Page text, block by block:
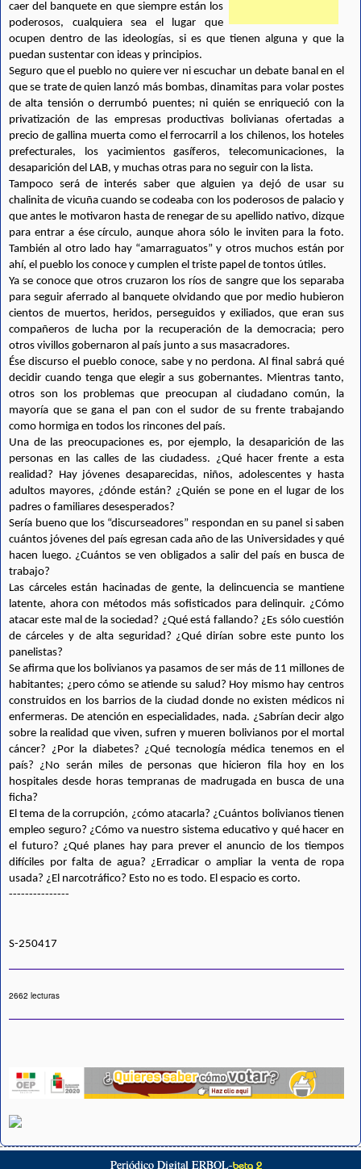
caer del banquete en que siempre están los
poderosos, cualquiera sea el lugar que
ocupen dentro de las ideologías, si es que tienen alguna y que la
puedan sustentar con ideas y principios.
Seguro que el pueblo no quiere ver ni escuchar un debate banal en el
que se trate de quien lanzó más bombas, dinamitas para volar postes
de alta tensión o derrumbó puentes; ni quién se enriqueció con la
privatización de las empresas productivas bolivianas ofertadas a
precio de gallina muerta como el ferrocarril a los chilenos, los hoteles
prefecturales, los yacimientos gasíferos, telecomunicaciones, la
desaparición del LAB, y muchas otras para no seguir con la lista.
Tampoco será de interés saber que alguien ya dejó de usar su
chalinita de vicuña cuando se codeaba con los poderosos de palacio y
que antes le motivaron hasta de renegar de su apellido nativo, dizque
para entrar a ése círculo, aunque ahora sólo le inviten para la foto.
También al otro lado hay “amarraguatos” y otros muchos están por
ahí, el pueblo los conoce y cumplen el triste papel de tontos útiles.
Ya se conoce que otros cruzaron los ríos de sangre que los separaba
para seguir aferrado al banquete olvidando que por medio hubieron
cientos de muertos, heridos, perseguidos y exiliados, que eran sus
compañeros de lucha por la recuperación de la democracia; pero
otros vivillos gobernaron al país junto a sus masacradores.
Ése discurso el pueblo conoce, sabe y no perdona. Al final sabrá qué
decidir cuando tenga que elegir a sus gobernantes. Mientras tanto,
otros son los problemas que preocupan al ciudadano común, la
mayoría que se gana el pan con el sudor de su frente trabajando
como hormiga en todos los rincones del país.
Una de las preocupaciones es, por ejemplo, la desaparición de las
personas en las calles de las ciudadess. ¿Qué hacer frente a esta
realidad? Hay jóvenes desaparecidas, niños, adolescentes y hasta
adultos mayores, ¿dónde están? ¿Quién se pone en el lugar de los
padres o familiares desesperados?
Sería bueno que los “discurseadores” respondan en su panel si saben
cuántos jóvenes del país egresan cada año de las Universidades y qué
hacen luego. ¿Cuántos se ven obligados a salir del país en busca de
trabajo?
Las cárceles están hacinadas de gente, la delincuencia se mantiene
latente, ahora con métodos más sofisticados para delinquir. ¿Cómo
atacar este mal de la sociedad? ¿Qué está fallando? ¿Es sólo cuestión
de cárceles y de alta seguridad? ¿Qué dirían sobre este punto los
panelistas?
Se afirma que los bolivianos ya pasamos de ser más de 11 millones de
habitantes; ¿pero cómo se atiende su salud? Hoy mismo hay centros
construidos en los barrios de la ciudad donde no existen médicos ni
enfermeras. De atención en especialidades, nada. ¿Sabrían decir algo
sobre la realidad que viven, sufren y mueren bolivianos por el mortal
cáncer? ¿Por la diabetes? ¿Qué tecnología médica tenemos en el
país? ¿No serán miles de personas que hicieron fila hoy en los
hospitales desde horas tempranas de madrugada en busca de una
ficha?
El tema de la corrupción, ¿cómo atacarla? ¿Cuántos bolivianos tienen
empleo seguro? ¿Cómo va nuestro sistema educativo y qué hacer en
el futuro? ¿Qué planes hay para prever el anuncio de los tiempos
difíciles por falta de agua? ¿Erradicar o ampliar la venta de ropa
usada? ¿El narcotráfico? Esto no es todo. El espacio es corto.
---------------
S-250417
2662 lecturas
Periódico Digital ERBOL-beta 2